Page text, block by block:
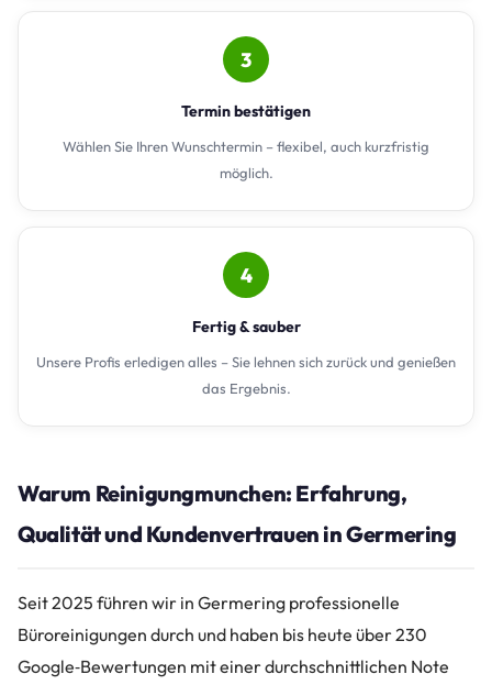
3
Termin bestätigen
Wählen Sie Ihren Wunschtermin – flexibel, auch kurzfristig
möglich.
4
Fertig & sauber
Unsere Profis erledigen alles – Sie lehnen sich zurück und genießen
das Ergebnis.
Warum Reinigungmunchen: Erfahrung,
Qualität und Kundenvertrauen in Germering
Seit 2025 führen wir in Germering professionelle
Büroreinigungen durch und haben bis heute über 230
Google‑Bewertungen mit einer durchschnittlichen Note